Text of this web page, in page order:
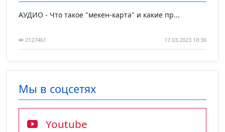
АУДИО - Что такое "мекен-карта" и какие пр...
2127461 17.03.2023 18:36
Мы в соцсетях
Youtube